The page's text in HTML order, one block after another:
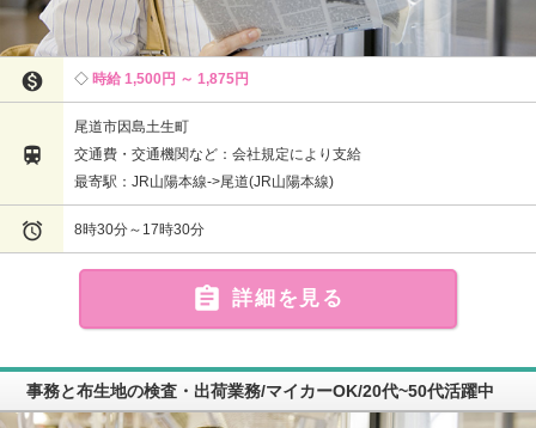
 時給 1,500円 ～ 1,875円

尾道市因島土生町
交通費・交通機関など：会社規定により支給
最寄駅：JR山陽本線->尾道(JR山陽本線)
 8時30分～17時30分
 詳細を見る
事務と布生地の検査・出荷業務/マイカーOK/20代~50代活躍中